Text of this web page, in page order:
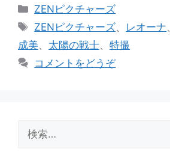
カ
テ
リ
ー
ZENピクチャーズ
タ
グ
ZENピクチャーズ、 レオーナ
成美、 太陽の戦士、 特撮
コメントをどうぞ
索: